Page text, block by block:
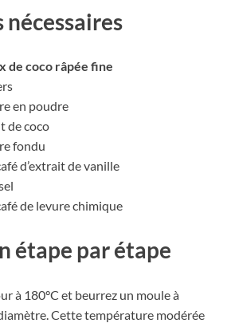
de coco râpée fine
en poudre
de coco
fondu
d’extrait de vanille
de levure chimique
étape par étape
à 180°C et beurrez un moule à
Cette température modérée